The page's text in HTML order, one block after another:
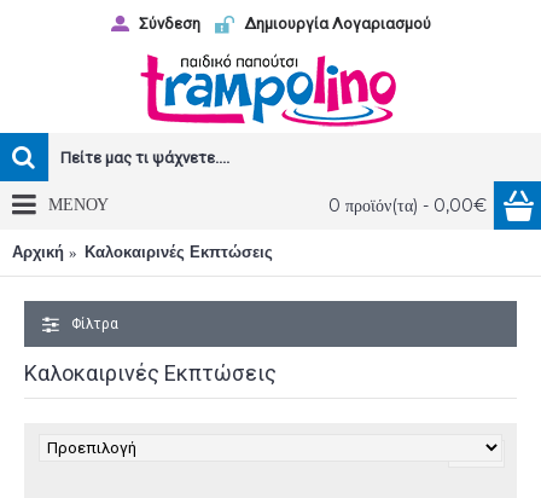
Σύνδεση Δημιουργία Λογαριασμού
0 προϊόν(τα) - 0,00€
ΜΕΝΟΥ
Αρχική Καλοκαιρινές Εκπτώσεις
Φίλτρα
Καλοκαιρινές Εκπτώσεις